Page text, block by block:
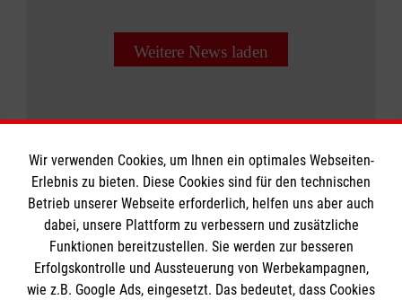
Weitere News laden
Informationen
Impressum
Datenschutz
Wir verwenden Cookies, um Ihnen ein optimales Webseiten-
Erlebnis zu bieten. Diese Cookies sind für den technischen
Betrieb unserer Webseite erforderlich, helfen uns aber auch
dabei, unsere Plattform zu verbessern und zusätzliche
Funktionen bereitzustellen. Sie werden zur besseren
Erfolgskontrolle und Aussteuerung von Werbekampagnen,
wie z.B. Google Ads, eingesetzt. Das bedeutet, dass Cookies